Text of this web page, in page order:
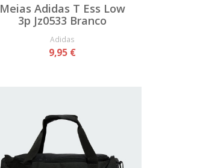
Meias Adidas T Ess Low
3p Jz0533 Branco
Adidas
9,95 €